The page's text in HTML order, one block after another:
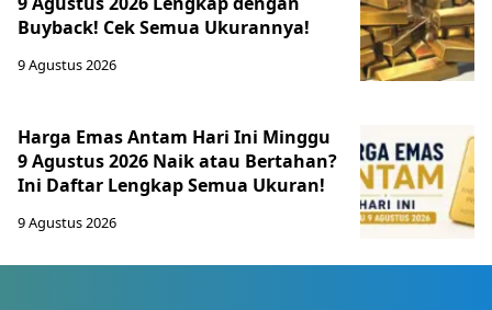
Buyback! Cek Semua Ukurannya!
9 Agustus 2026
Harga Emas Antam Hari Ini Minggu
9 Agustus 2026 Naik atau Bertahan?
Ini Daftar Lengkap Semua Ukuran!
9 Agustus 2026